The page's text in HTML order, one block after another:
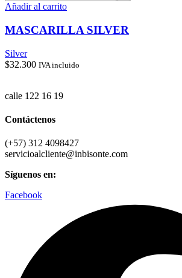
Añadir al carrito
MASCARILLA SILVER
Silver
$32.300 IVA incluido
calle 122 16 19
Contáctenos
(+57) 312 4098427
servicioalcliente@inbisonte.com
Síguenos en:
Facebook